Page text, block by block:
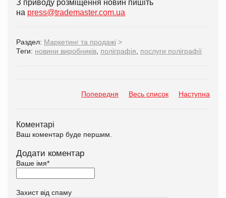
З приводу розміщення новин пишіть
на press@trademaster.com.ua
Раздел: Маркетинг та продажі >
Теги: новини виробників поліграфія послуги поліграфії
Попередня Весь список Наступна
Коментарі
Ваш коментар буде першим.
Додати коментар
Ваше імя*
Захист від спаму